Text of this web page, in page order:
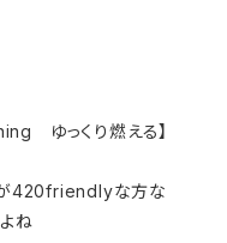
ゆっくり燃える】
420friendlyな方な
ね